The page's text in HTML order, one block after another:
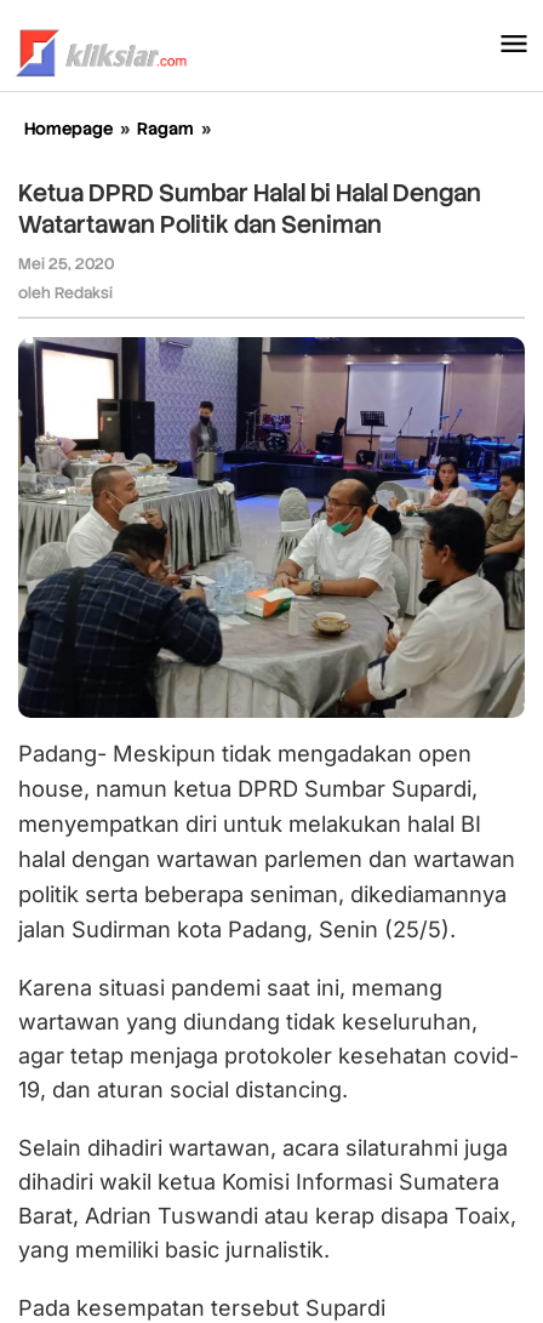
konten
Homepage » Ragam »
Sumbar
Halal
bi
Politik
dan
Seniman
Ketua DPRD Sumbar Halal bi Halal Dengan
Watartawan Politik dan Seniman
Mei 25, 2020
oleh Redaksi
Padang- Meskipun tidak mengadakan open
house, namun ketua DPRD Sumbar Supardi,
menyempatkan diri untuk melakukan halal BI
halal dengan wartawan parlemen dan wartawan
politik serta beberapa seniman, dikediamannya
jalan Sudirman kota Padang, Senin (25/5).
Karena situasi pandemi saat ini, memang
wartawan yang diundang tidak keseluruhan,
agar tetap menjaga protokoler kesehatan covid-
19, dan aturan social distancing.
Selain dihadiri wartawan, acara silaturahmi juga
dihadiri wakil ketua Komisi Informasi Sumatera
Barat, Adrian Tuswandi atau kerap disapa Toaix,
yang memiliki basic jurnalistik.
Pada kesempatan tersebut Supardi